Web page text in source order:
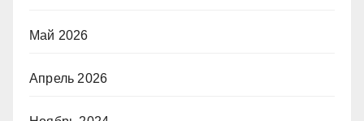
Май 2026
Апрель 2026